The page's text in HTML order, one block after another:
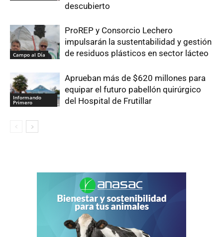
descubierto
Campo al Día
ProREP y Consorcio Lechero
impulsarán la sustentabilidad y gestión
de residuos plásticos en sector lácteo
Informando
Primero
Aprueban más de $620 millones para
equipar el futuro pabellón quirúrgico
del Hospital de Frutillar